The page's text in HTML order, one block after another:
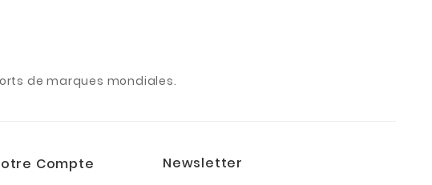
de marques mondiales.
Compte Newsletter